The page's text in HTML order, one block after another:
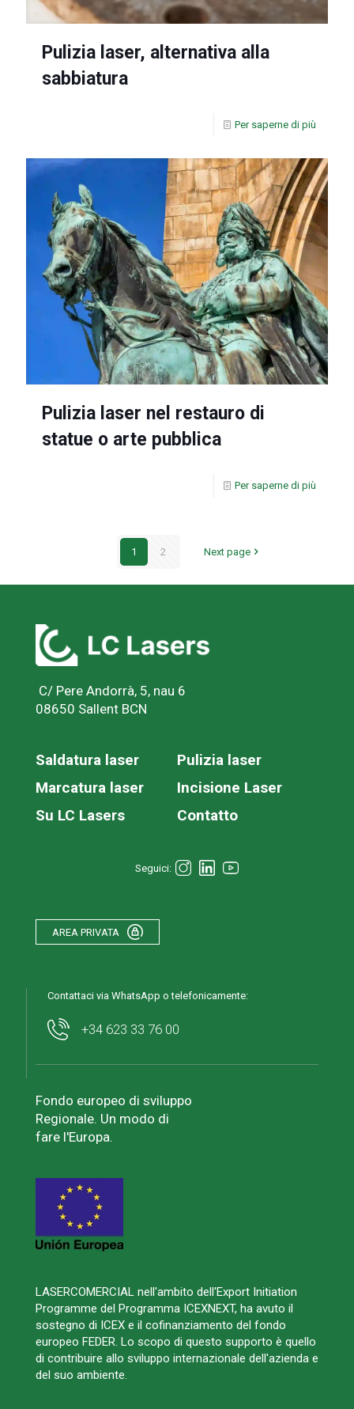
Pulizia laser, alternativa alla
sabbiatura
Per saperne di più
Pulizia laser nel restauro di
statue o arte pubblica
Per saperne di più
1 2 Next page
C/ Pere Andorrà, 5, nau 6
08650 Sallent BCN
Saldatura laser
Pulizia laser
Marcatura laser
Incisione Laser
Su LC Lasers
Contatto
Seguici:
AREA PRIVATA
Contattaci via WhatsApp o telefonicamente:
+34 623 33 76 00
Fondo europeo di sviluppo
Regionale. Un modo di
fare l'Europa.
LASERCOMERCIAL nell'ambito dell'Export Initiation
Programme del Programma ICEXNEXT, ha avuto il
sostegno di ICEX e il cofinanziamento del fondo
europeo FEDER. Lo scopo di questo supporto è quello
di contribuire allo sviluppo internazionale dell'azienda e
del suo ambiente.